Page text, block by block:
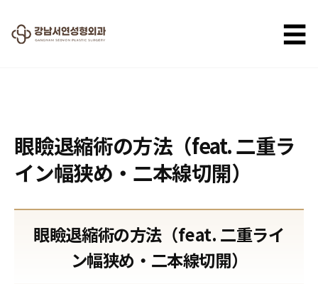
☰
眼瞼退縮術の方法（feat. 二重ラ
イン幅狭め・二本線切開）
眼瞼退縮術の方法（feat. 二重ライ
ン幅狭め・二本線切開）